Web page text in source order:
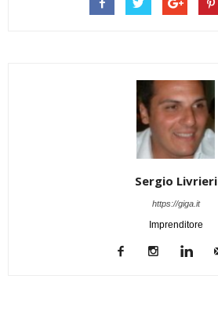
Sergio Livrieri
https://giga.it
Imprenditore